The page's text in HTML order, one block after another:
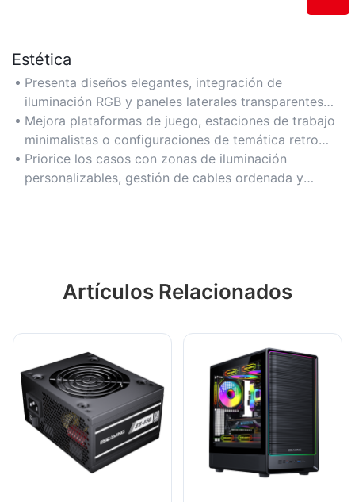
Estética
Presenta diseños elegantes, integración de
iluminación RGB y paneles laterales transparentes
para exhibir los componentes internos.
Mejora plataformas de juego, estaciones de trabajo
minimalistas o configuraciones de temática retro
con estilo visual.
Priorice los casos con zonas de iluminación
personalizables, gestión de cables ordenada y
Artículos Relacionados